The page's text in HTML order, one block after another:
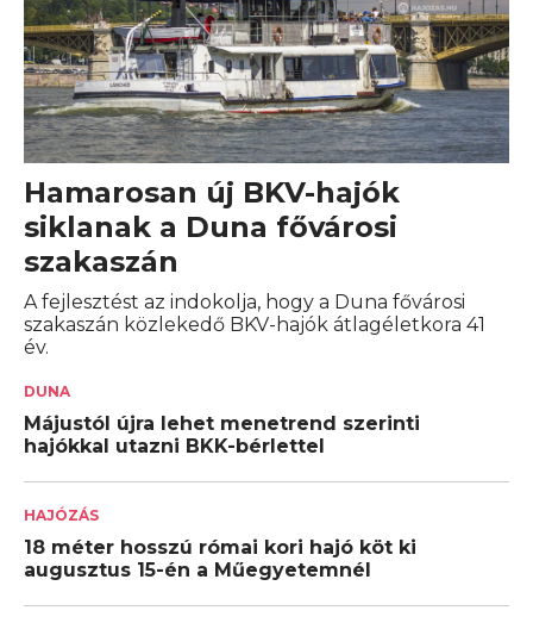
Hamarosan új BKV-hajók
siklanak a Duna fővárosi
szakaszán
A fejlesztést az indokolja, hogy a Duna fővárosi
szakaszán közlekedő BKV-hajók átlagéletkora 41
év.
DUNA
Májustól újra lehet menetrend szerinti
hajókkal utazni BKK-bérlettel
HAJÓZÁS
18 méter hosszú római kori hajó köt ki
augusztus 15-én a Műegyetemnél